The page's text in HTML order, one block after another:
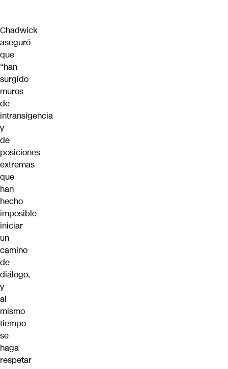
Chadwick
aseguró
que
“han
surgido
muros
de
intransigencia
y
de
posiciones
extremas
que
han
hecho
imposible
iniciar
un
camino
de
diálogo,
y
al
mismo
tiempo
se
haga
respetar